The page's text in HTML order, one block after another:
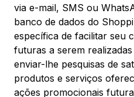
via e-mail, SMS ou
banco de dados do
específica de facilitar seu
futuras a serem
enviar-lhe pesquisas de
produtos e serviços
ações promocionais